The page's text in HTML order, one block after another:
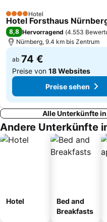
Anlegestelle Berching im Altmühltal
4 SterneHotel
Hotel Forsthaus
8,8 Hervorragend (4.553
Nürnberg, 9.4 km bis Zentrum
ab 74 €
Preise von 18 Websites
Preise sehen
Alle Unterkünfte
Andere Unterkünfte
Hotel
Bed and
Breakfasts